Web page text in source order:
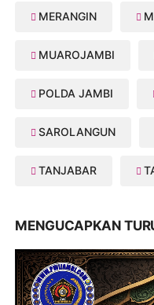
MERANGIN
MUAROJAMBI
POLDA JAMBI
SAROLANGUN
TANJABAR
MENGUCAPKAN